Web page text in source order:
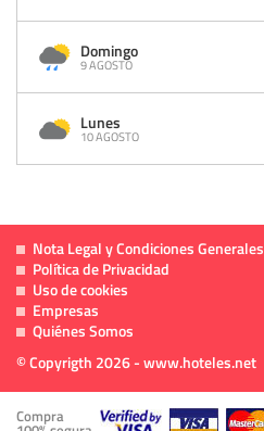
Domingo
9 AGOSTO
Lunes
10 AGOSTO
Nota Legal y Condiciones Generales
Política de Privacidad
Uso de cookies
Empresas
Quiénes Somos
© Copyrigth 2026 - www.hoteles.net
Compra